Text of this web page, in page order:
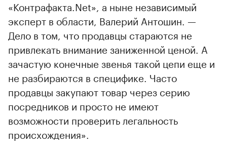
«Контрафакта.Net», а ныне независимый
эксперт в области, Валерий Антошин. —
Дело в том, что продавцы стараются не
привлекать внимание заниженной ценой. А
зачастую конечные звенья такой цепи еще и
не разбираются в специфике. Часто
продавцы закупают товар через серию
посредников и просто не имеют
возможности проверить легальность
происхождения».